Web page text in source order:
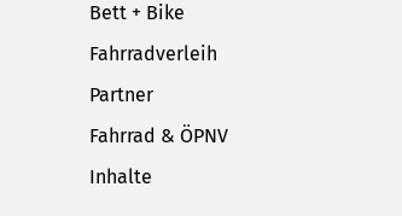
Bett + Bike
Fahrradverleih
Partner
Fahrrad & ÖPNV
Inhalte